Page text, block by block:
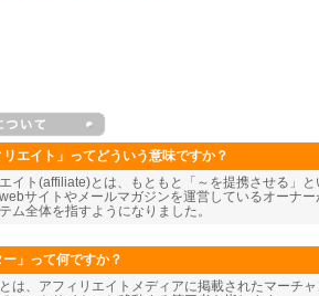
リエイト」ってどういう意味ですか？
イト(affiliate)とは、もともと「～を提携させる」
サイトやメールマガジンを運営しているオーナ
ム全体を指すようになりました。
ー」って何ですか？
は、アフィリエイトメディアに掲載されたマーチ